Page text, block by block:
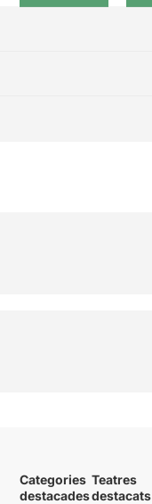
Categories
destacades
Teatres
destacats